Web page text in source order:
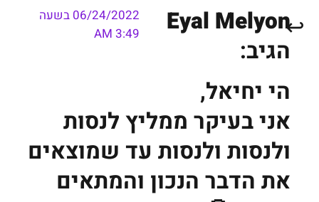
Eyal Melyon
הגיב:
06/24/2022 בשעה
3:49 AM
הי יחיאל,
אני בעיקר ממליץ לנסות
ולנסות ולנסות עד שמוצאים
את הדבר הנכון והמתאים